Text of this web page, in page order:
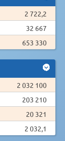
2 722,2
32 667
653 330
2 032 100
203 210
20 321
2 032,1